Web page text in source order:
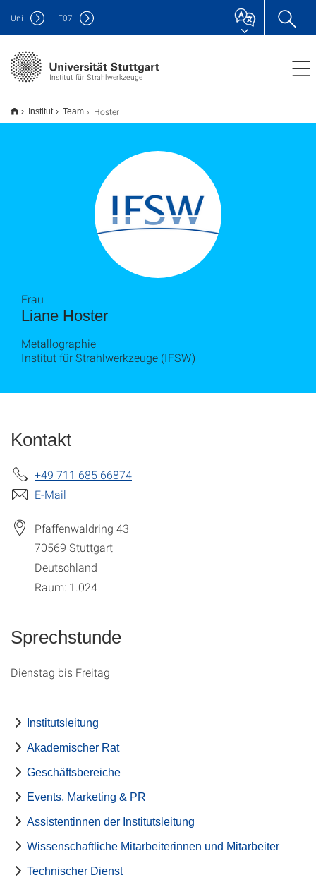
Institut für Strahlwerkzeuge
Uni F07
Institut Team Hoster
Liane Hoster
Frau
Metallographie
Institut für Strahlwerkzeuge (IFSW)
Kontakt
+49 711 685 66874
E-Mail
Pfaffenwaldring 43
70569 Stuttgart
Deutschland
Raum: 1.024
Sprechstunde
Dienstag bis Freitag
Institutsleitung
Akademischer Rat
Geschäftsbereiche
Events, Marketing & PR
Assistentinnen der Institutsleitung
Wissenschaftliche Mitarbeiterinnen und Mitarbeiter
Technischer Dienst